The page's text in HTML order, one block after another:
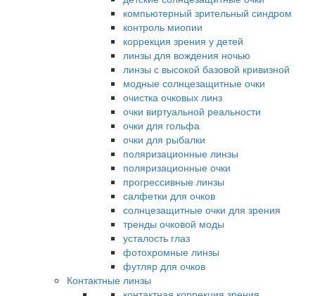
компьютерный зрительный синдром
контроль миопии
коррекция зрения у детей
линзы для вождения ночью
линзы с высокой базовой кривизной
модные солнцезащитные очки
очистка очковых линз
очки виртуальной реальности
очки для гольфа
очки для рыбалки
поляризационные линзы
поляризационные очки
прогрессивные линзы
салфетки для очков
солнцезащитные очки для зрения
тренды очковой моды
усталость глаз
фотохромные линзы
футляр для очков
Контактные линзы